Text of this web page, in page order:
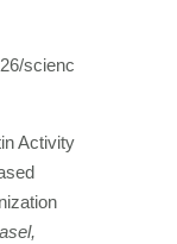
scienc
Activity